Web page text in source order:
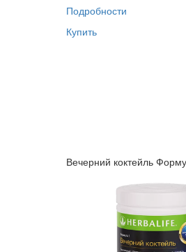
Подробности
Купить
Вечерний коктейль